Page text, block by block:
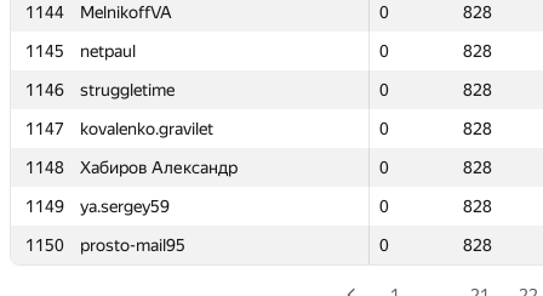
1144
MelnikoffVA 0
828
1145
netpaul 0
828
1146
struggletime 0
828
1147
kovalenko.gravilet 0
828
1148
Хабиров Александр 0
828
1149
ya.sergey59 0
828
1150
prosto-mail95 0 828
1144
MelnikoffVA 0
828
1145
netpaul 0
828
1146
struggletime 0
828
1147
kovalenko.gravilet 0
828
1148
Хабиров Александр 0
828
1149
ya.sergey59 0
828
1150
prosto-mail95 0 828